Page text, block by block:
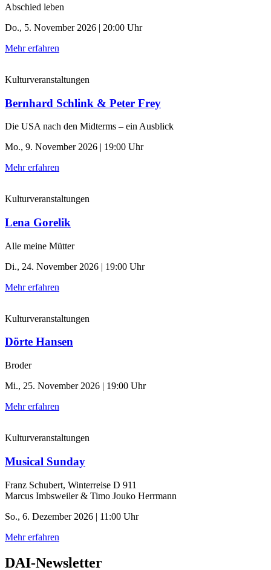
Abschied leben
Do., 5. November 2026 | 20:00 Uhr
Mehr erfahren
Kulturveranstaltungen
Bernhard Schlink & Peter Frey
Die USA nach den Midterms – ein Ausblick
Mo., 9. November 2026 | 19:00 Uhr
Mehr erfahren
Kulturveranstaltungen
Lena Gorelik
Alle meine Mütter
Di., 24. November 2026 | 19:00 Uhr
Mehr erfahren
Kulturveranstaltungen
Dörte Hansen
Broder
Mi., 25. November 2026 | 19:00 Uhr
Mehr erfahren
Kulturveranstaltungen
Musical Sunday
Franz Schubert, Winterreise D 911
Marcus Imbsweiler & Timo Jouko Herrmann
So., 6. Dezember 2026 | 11:00 Uhr
Mehr erfahren
DAI-Newsletter